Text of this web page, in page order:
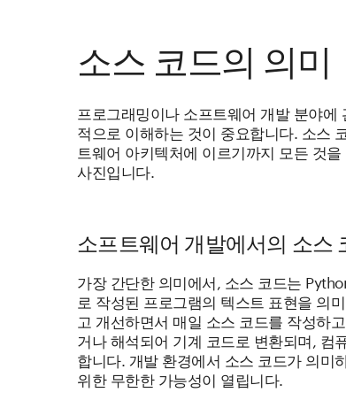
소스 코드의 의미
프로그래밍이나 소프트웨어 개발 분야
적으로 이해하는 것이 중요합니다. 소스
트웨어 아키텍처에 이르기까지 모든 것
사진입니다.
소프트웨어 개발에서의 소스
가장 간단한 의미에서, 소스 코드는
로 작성된 프로그램의 텍스트 표현을 의
고 개선하면서 매일 소스 코드를 작성하
거나 해석되어 기계 코드로 변환되며, 컴
합니다. 개발 환경에서 소스 코드가 의미
위한 무한한 가능성이 열립니다.